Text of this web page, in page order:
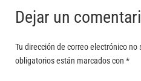
Dejar un
Tu dirección de correo electrónico no
obligatorios están marcados con *